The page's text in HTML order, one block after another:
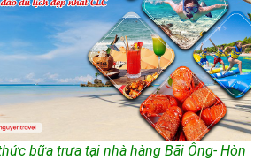
bữa trưa tại nhà hàng Bãi Ông- Hòn